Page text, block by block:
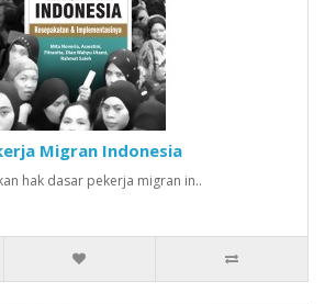
Migran Indonesia
hak dasar pekerja migran in..